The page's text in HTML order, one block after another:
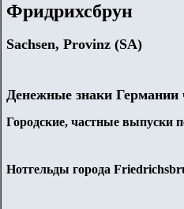
Фридрихсбрун
Sachsen, Provinz (SA)
Денежные знаки Германии
Городские, частные выпуски
Нотгельды города